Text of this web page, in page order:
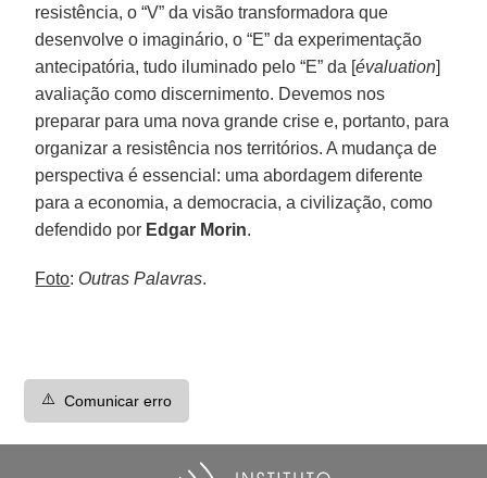
resistência, o “V” da visão transformadora que
desenvolve o imaginário, o “E” da experimentação
antecipatória, tudo iluminado pelo “E” da [évaluation]
avaliação como discernimento. Devemos nos
preparar para uma nova grande crise e, portanto, para
organizar a resistência nos territórios. A mudança de
perspectiva é essencial: uma abordagem diferente
para a economia, a democracia, a civilização, como
defendido por Edgar Morin.
Foto: Outras Palavras.
⚠️ Comunicar erro